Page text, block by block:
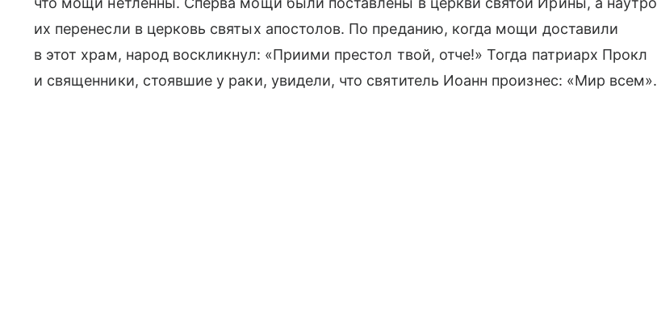
их перенесли в церковь святых апостолов. По преданию, когда мощи доставили
в этот храм, народ воскликнул: «Приими престол твой, отче!» Тогда патриарх Прокл
и священники, стоявшие у раки, увидели, что святитель Иоанн произнес: «Мир всем».